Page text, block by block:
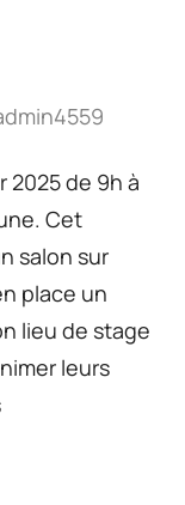
2025 de 9h à
Cet
salon sur
place un
lieu de stage
leurs